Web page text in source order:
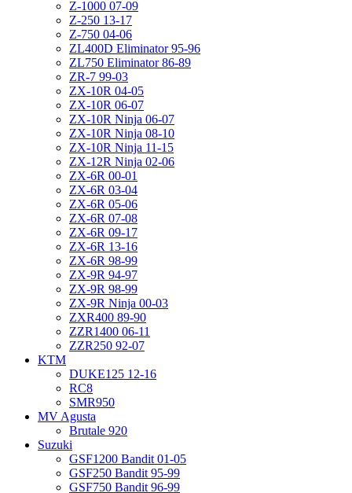
Z-1000 07-09
Z-250 13-17
Z-750 04-06
ZL400D Eliminator 95-96
ZL750 Eliminator 86-89
ZR-7 99-03
ZX-10R 04-05
ZX-10R 06-07
ZX-10R Ninja 06-07
ZX-10R Ninja 08-10
ZX-10R Ninja 11-15
ZX-12R Ninja 02-06
ZX-6R 00-01
ZX-6R 03-04
ZX-6R 05-06
ZX-6R 07-08
ZX-6R 09-17
ZX-6R 13-16
ZX-6R 98-99
ZX-9R 94-97
ZX-9R 98-99
ZX-9R Ninja 00-03
ZXR400 89-90
ZZR1400 06-11
ZZR250 92-07
KTM
DUKE125 12-16
RC8
SMR950
MV Agusta
Brutale 920
Suzuki
GSF1200 Bandit 01-05
GSF250 Bandit 95-99
GSF750 Bandit 96-99